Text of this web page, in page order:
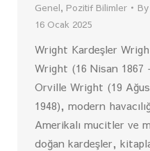
Genel, Pozitif Bilimler By
16 Ocak 2025
Wright Kardeşler
Wright (16 Nisan 1867
Orville Wright (19
1948), modern
Amerikalı mucitler ve
doğan kardeşler,